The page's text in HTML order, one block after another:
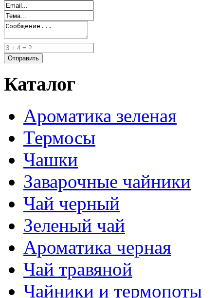
Каталог
Ароматика зеленая
Термосы
Чашки
Заварочные чайники
Чай черный
Зеленый чай
Ароматика черная
Чай травяной
Чайники и термопоты